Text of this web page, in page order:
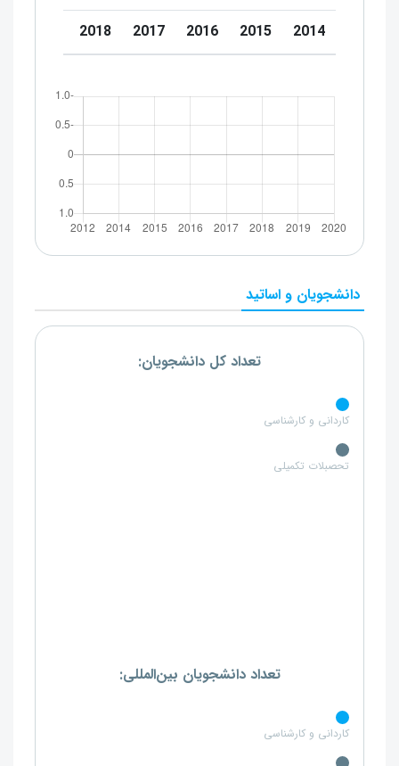
2014
2015
2016
2017
2018
دانشجویان و اساتید
تعداد کل دانشجویان:
کاردانی و کارشناسی
تحصبلات تکمیلی
تعداد دانشجویان بین‌المللی:
کاردانی و کارشناسی